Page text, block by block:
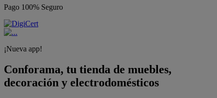
Pago 100% Seguro
¡Nueva app!
Conforama, tu tienda de muebles,
decoración y electrodomésticos